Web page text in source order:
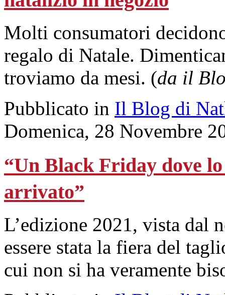
Molti consumatori
regalo di Natale.
troviamo da mesi. (da il
Pubblicato in Il Blog di
Domenica, 28 Novembre
“Un Black Friday dove
arrivato”
L’edizione 2021, vista dal
essere stata la fiera del
cui non si ha veramente